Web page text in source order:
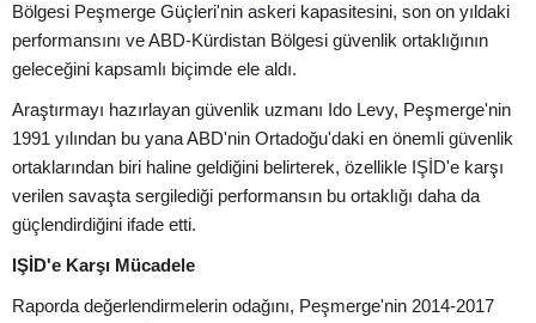
Bölgesi Peşmerge Güçleri'nin askeri kapasitesini, son on yıldaki
performansını ve ABD-Kürdistan Bölgesi güvenlik ortaklığının
geleceğini kapsamlı biçimde ele aldı.
Araştırmayı hazırlayan güvenlik uzmanı Ido Levy, Peşmerge'nin
1991 yılından bu yana ABD'nin Ortadoğu'daki en önemli güvenlik
ortaklarından biri haline geldiğini belirterek, özellikle IŞİD'e karşı
verilen savaşta sergilediği performansın bu ortaklığı daha da
güçlendirdiğini ifade etti.
IŞİD'e Karşı Mücadele
Raporda değerlendirmelerin odağını, Peşmerge'nin 2014-2017